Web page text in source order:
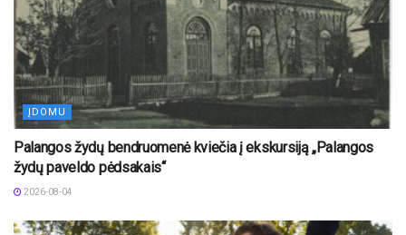
ĮDOMU
Palangos žydų bendruomenė kviečia į ekskursiją „Palangos
žydų paveldo pėdsakais“
2026-08-04